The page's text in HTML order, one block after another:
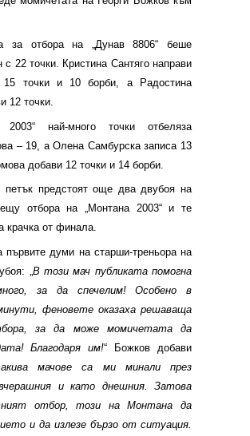
за отбора на „Дунав 8806“ беше
22 точки. Кристина Сантяго направи
точки и 10 борби, а Радостина
12 точки.
най-много точки отбеляза
– 19, а Олена Самбурска записа 13
добави 12 точки и 14 борби.
петък предстоят още два двубоя на
отбора на „Монтана 2003“ и те
крачка от финала.
първите думи на старши-треньора на
„ В този мач публиката помогна
за да спечелим! Особено в
феновете оказаха решаваща
за да може момичетата да
Благодаря им!“ Божков добави
мачове са ми минали през
и като днешния. Затова
отбор, този на Монтана да
и да излезе бързо от ситуация.